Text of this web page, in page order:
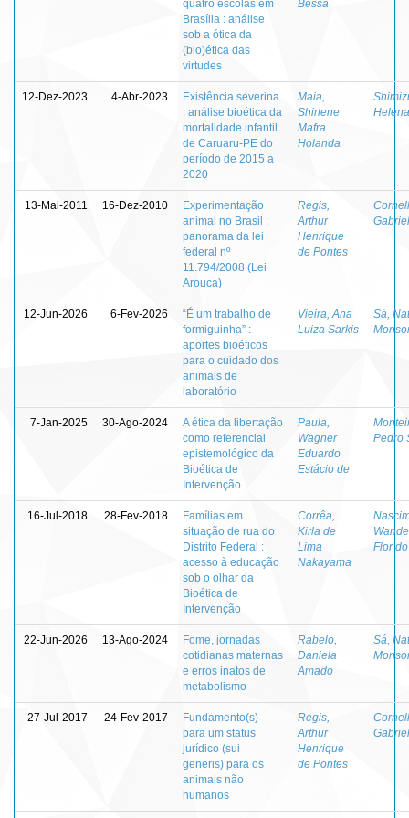
quatro escolas em
Brasília : análise
sob a ótica da
(bio)ética das
virtudes
Bessa
12-Dez-2023 4-Abr-2023
Existência severina
: análise bioética da
mortalidade infantil
de Caruaru-PE do
período de 2015 a
2020
Maia,
Shirlene
Mafra
Holanda
13-Mai-2011 16-Dez-2010
Experimentação
animal no Brasil :
panorama da lei
federal nº
11.794/2008 (Lei
Arouca)
Regis,
Arthur
Henrique
de Pontes
12-Jun-2026 6-Fev-2026
“É um trabalho de
formiguinha” :
aportes bioéticos
para o cuidado dos
animais de
laboratório
Vieira, Ana
Luiza Sarkis
Sá,
7-Jan-2025 30-Ago-2024
A ética da libertação
como referencial
epistemológico da
Bioética de
Intervenção
Paula,
Wagner
Eduardo
Estácio de
Pedro
16-Jul-2018 28-Fev-2018
Famílias em
situação de rua do
Distrito Federal :
acesso à educação
sob o olhar da
Bioética de
Intervenção
Corrêa,
Kirla de
Lima
Nakayama
Flor do
22-Jun-2026 13-Ago-2024
Fome, jornadas
cotidianas maternas
e erros inatos de
metabolismo
Rabelo,
Daniela
Amado
Sá,
27-Jul-2017 24-Fev-2017
Fundamento(s)
para um status
jurídico (sui
generis) para os
animais não
humanos
Regis,
Arthur
Henrique
de Pontes